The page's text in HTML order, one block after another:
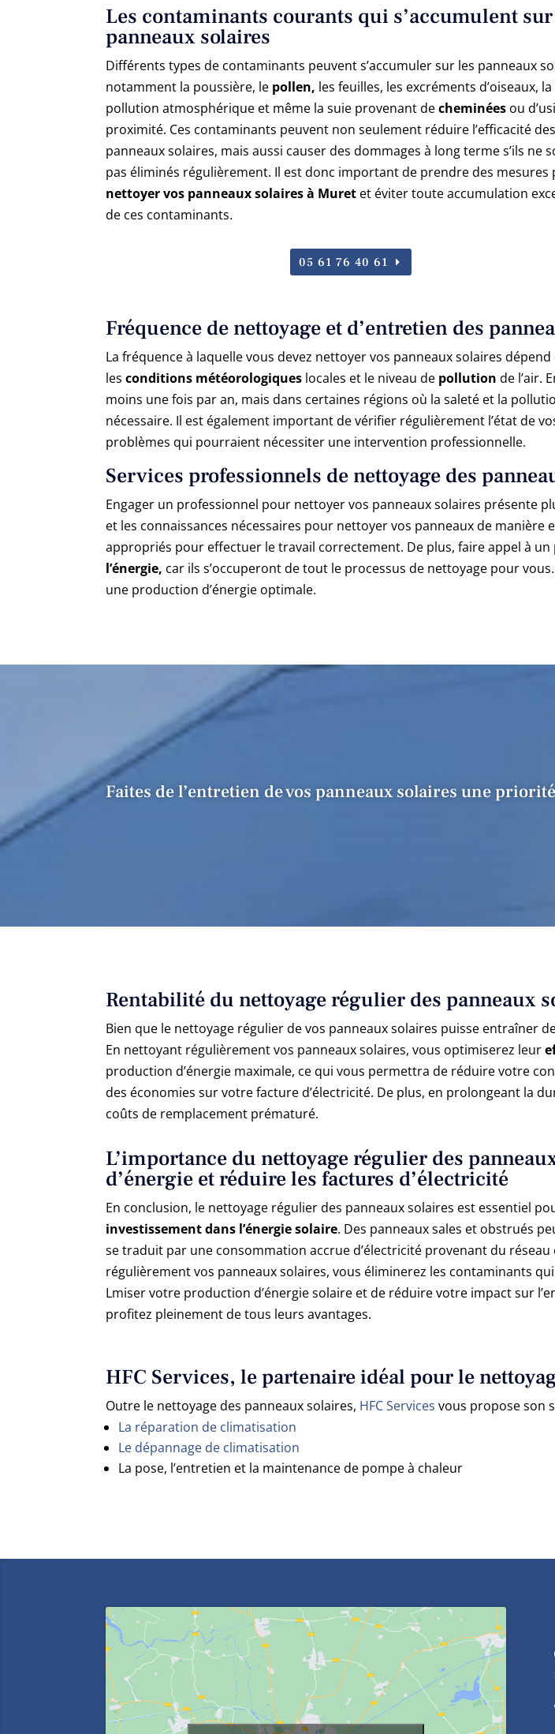
Les contaminants courants qui s’accumulent
panneaux solaires
Différents types de contaminants peuvent s’accumuler sur les panneaux
notamment la poussière, le pollen, les feuilles, les excréments d’oiseaux, la
pollution atmosphérique et même la suie provenant decheminées ou
proximité. Ces contaminants peuvent non seulement réduire l’efficacité des
panneaux solaires, mais aussi causer des dommages à long terme s’ils ne
pas éliminés régulièrement. Il est donc important de prendre des mesures
nettoyer vos panneaux solaires à Muret et éviter toute accumulation
de ces contaminants.
05 61 76 40 61
Fréquence de nettoyage et d’entretien des
La fréquence à laquelle vous devez nettoyer vos panneaux solaires
lesconditions météorologiques locales et le niveau de pollution de l’air.
moins une fois par an, mais dans certaines régions où la saleté et la
nécessaire. Il est également important de vérifier régulièrement l’état de
problèmes qui pourraient nécessiter une intervention professionnelle.
Services professionnels de nettoyage des
Engager un professionnel pour nettoyer vos panneaux solaires présente
et les connaissances nécessaires pour nettoyer vos panneaux de
appropriés pour effectuer le travail correctement. De plus, faire appel à
l’énergie, car ils s’occuperont de tout le processus de nettoyage pour
une production d’énergie optimale.
Faites de l’entretien de vos panneaux solaires une
Rentabilité du nettoyage régulier des panneaux
Bien que le nettoyage régulier de vos panneaux solaires puisse entraîner
En nettoyant régulièrement vos panneaux solaires, vous optimiserez leur
production d’énergie maximale, ce qui vous permettra de réduire votre
des économies sur votre facture d’électricité. De plus, en prolongeant la
coûts de remplacement prématuré.
L’importance du nettoyage régulier des
d’énergie et réduire les factures d’électricité
En conclusion, le nettoyage régulier des panneaux solaires est essentiel
investissement dans l’énergie solaire. Des panneaux sales et obstrués
se traduit par une consommation accrue d’électricité provenant du
régulièrement vos panneaux solaires, vous éliminerez les contaminants
Lmiser votre production d’énergie solaire et de réduire votre impact sur
profitez pleinement de tous leurs avantages.
HFC Services, le partenaire idéal pour le
Outre le nettoyage des panneaux solaires, HFC Services vous propose son
La réparation de climatisation
Le dépannage de climatisation
La pose, l’entretien et la maintenance de pompe à chaleur